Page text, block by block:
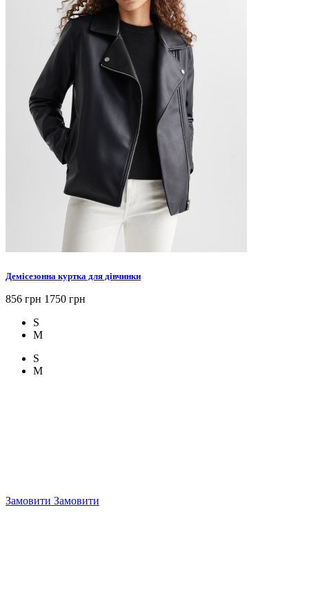
Демісезонна куртка для дівчинки
856 грн 1750 грн
S
M
S
M
Замовити Замовити